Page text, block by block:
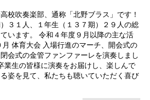
校吹奏楽部、通称「北野ブラス」です！
３１人、１年生（１３７期）２９人の総
います。 令和４年度９月以降の主な活
体育大会 入場行進のマーチ、開会式の
会式の金管ファンファーレを演奏しまし
業生の皆様に演奏をお届けし、楽しんで
姿を見て、私たちも聴いていただく喜び